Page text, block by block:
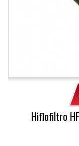
Hiflofiltro